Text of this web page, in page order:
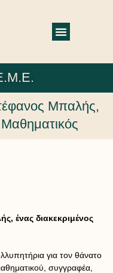
Μπαλής,
ένας διακεκριμένος
για τον θάνατο
συγγραφέα,